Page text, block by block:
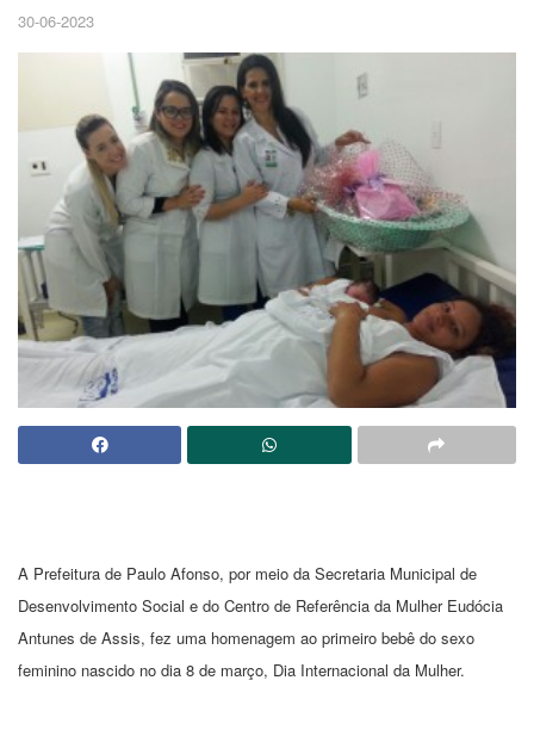
30-06-2023
A Prefeitura de Paulo Afonso, por meio da Secretaria Municipal de
Desenvolvimento Social e do Centro de Referência da Mulher Eudócia
Antunes de Assis, fez uma homenagem ao primeiro bebê do sexo
feminino nascido no dia 8 de março, Dia Internacional da Mulher.